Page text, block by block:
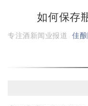
如何保存
专注酒新闻业报道 佳